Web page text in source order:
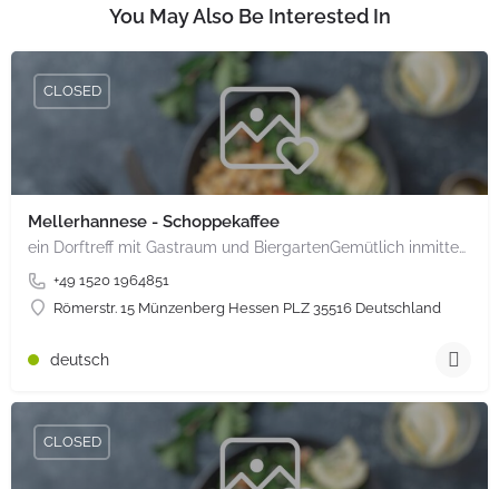
You May Also Be Interested In
Mellerhannese - Schoppekaffee
ein Dorftreff mit Gastraum und BiergartenGemütlich inmitten unserem idyllischen Trais Münzenberg, entlang…
+49 1520 1964851
Römerstr. 15 Münzenberg Hessen PLZ 35516 Deutschland
CLOSED
deutsch
CLOSED